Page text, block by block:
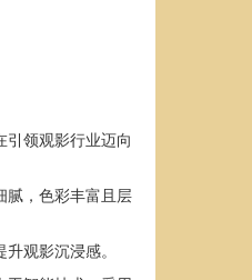
领观影行业迈向
腻，色彩丰富且层
观影沉浸感。